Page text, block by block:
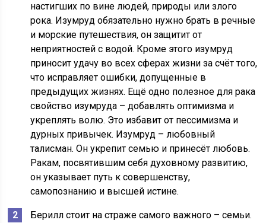
настигших по вине людей, природы или злого
рока. Изумруд обязательно нужно брать в речные
и морские путешествия, он защитит от
неприятностей с водой. Кроме этого изумруд
приносит удачу во всех сферах жизни за счёт того,
что исправляет ошибки, допущенные в
предыдущих жизнях. Ещё одно полезное для рака
свойство изумруда – добавлять оптимизма и
укреплять волю. Это избавит от пессимизма и
дурных привычек. Изумруд – любовный
талисман. Он укрепит семью и принесёт любовь.
Ракам, посвятившим себя духовному развитию,
он указывает путь к совершенству,
самопознанию и высшей истине.
Берилл стоит на страже самого важного – семьи.